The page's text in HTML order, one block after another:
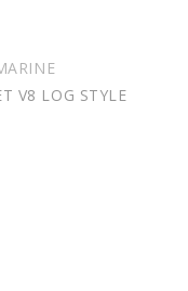
V8 LOG STYLE